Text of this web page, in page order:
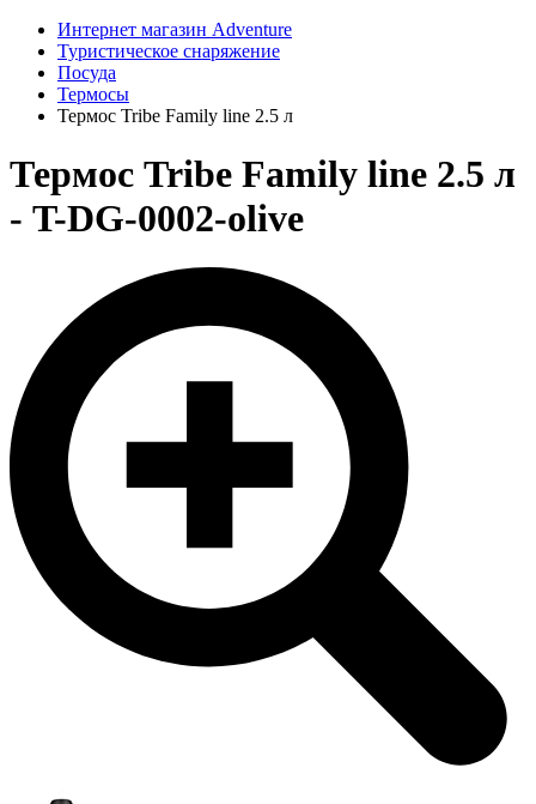
Интернет магазин Adventure
Туристическое снаряжение
Посуда
Термосы
Термос Tribe Family line 2.5 л
Термос Tribe Family line 2.5 л
- T-DG-0002-olive